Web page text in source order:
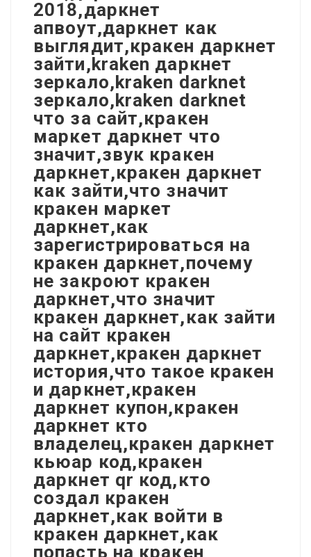
2018,даркнет
апвоут,даркнет как
выглядит,кракен даркнет
зайти,kraken даркнет
зеркало,kraken darknet
зеркало,kraken darknet
что за сайт,кракен
маркет даркнет что
значит,звук кракен
даркнет,кракен даркнет
как зайти,что значит
кракен маркет
даркнет,как
зарегистрироваться на
кракен даркнет,почему
не закроют кракен
даркнет,что значит
кракен даркнет,как зайти
на сайт кракен
даркнет,кракен даркнет
история,что такое кракен
и даркнет,кракен
даркнет купон,кракен
даркнет кто
владелец,кракен даркнет
кьюар код,кракен
даркнет qr код,кто
создал кракен
даркнет,как войти в
кракен даркнет,как
попасть на кракен